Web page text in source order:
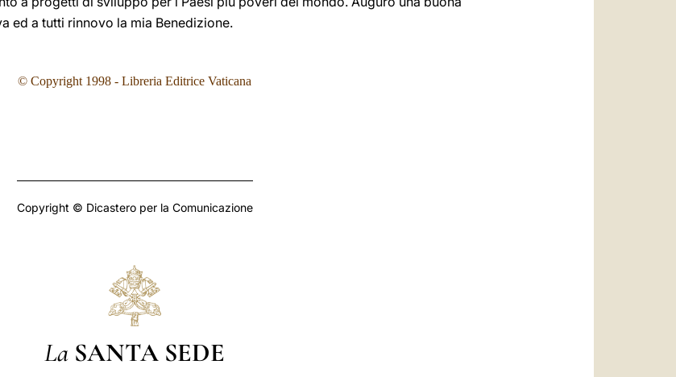
ed a tutti rinnovo la mia Benedizione.
© Copyright 1998 - Libreria Editrice Vaticana
Copyright © Dicastero per la Comunicazione
La SANTA SEDE